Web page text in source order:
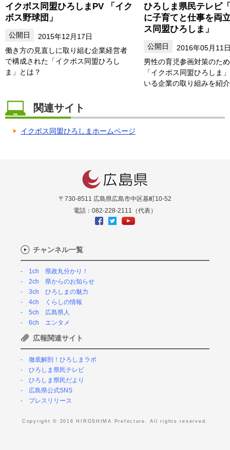
イクボス同盟ひろしまPV 「イク
ボス野球団」
2015年12月17日
働き方の見直しに取り組む企業経営者
で構成された「イクボス同盟ひろし
ま」とは？
ひろしま県民テレビ
に子育てと仕事を両
ス同盟ひろしま」
2016年05月11
男性の育児参画対策のた
「イクボス同盟ひろしま
いる企業の取り組みを紹
関連サイト
イクボス同盟ひろしまホームページ
〒730-8511 広島県広島市中区基町10-52
電話：082-228-2111（代表）
チャンネル一覧
1ch 県政丸分かり！
2ch 県からのお知らせ
3ch ひろしまの魅力
4ch くらしの情報
5ch 広島県人
6ch エンタメ
広報関連サイト
徹底解剖！ひろしまラボ
ひろしま県民テレビ
ひろしま県民だより
広島県公式SNS
プレスリリース
Copyright © 2016 HIROSHIMA Prefecture. All rights reserved.